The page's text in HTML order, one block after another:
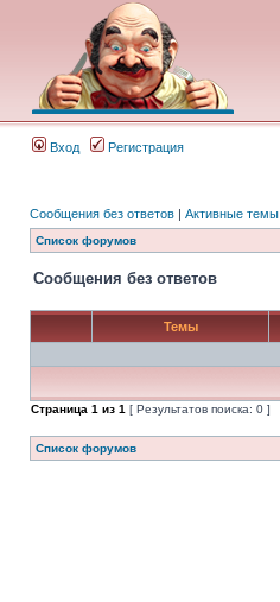
Вход Регистрация
Сообщения без ответов | Активные темы
Список форумов
Сообщения без ответов
Темы
Страница 1 из 1 [ Результатов поиска: 0 ]
Список форумов